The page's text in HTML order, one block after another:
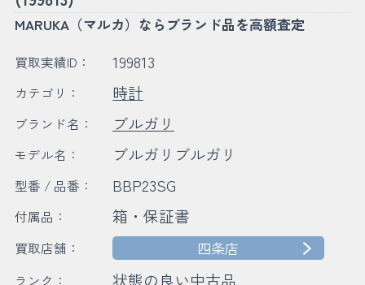
MARUKA（マルカ）ならブランド品を高額査定
買取実績ID： 199813
カテゴリ： 時計
ブランド名： ブルガリ
モデル名： ブルガリブルガリ
型番 / 品番： BBP23SG
付属品： 箱・保証書
買取店舗： 四条店
ランク： 状態の良い中古品